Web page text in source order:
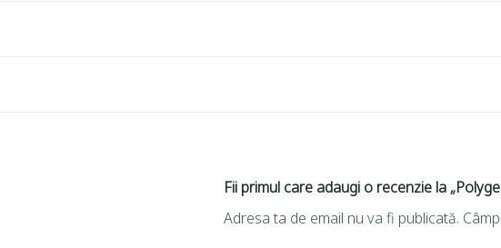
Fii primul care adaugi o recenzie la
Adresa ta de email nu va fi publicată.